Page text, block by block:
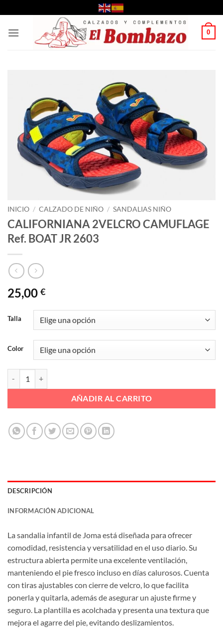
al
contenido
0
INICIO / CALZADO DE NIÑO / SANDALIAS NIÑO
CALIFORNIANA 2VELCRO CAMUFLAGE
Ref. BOAT JR 2603
25,00 €
Talla
Color
AÑADIR AL CARRITO
DESCRIPCIÓN
INFORMACIÓN ADICIONAL
La sandalia infantil de Joma está diseñada para ofrecer
comodidad, resistencia y versatilidad en el uso diario. Su
estructura abierta permite una excelente ventilación,
manteniendo el pie fresco incluso en días calurosos. Cuenta
con tiras ajustables con cierre de velcro, lo que facilita
ponerla y quitarla, además de asegurar un ajuste firme y
seguro. La plantilla es acolchada y presenta una textura que
mejora el agarre del pie, evitando deslizamientos.